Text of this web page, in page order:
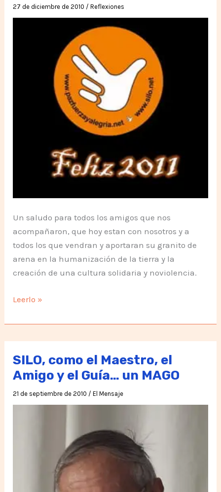
27 de diciembre de 2010 /Reflexiones
Un saludo para todos los amigos que nos
acompañaron, que hoy estan con nosotros y a
todos los que vendran y aportaran su granito de
arena en la humanización de la tierra y la
creación de una cultura solidaria y noviolencia.
Para
Paz,
Fuerza
y
Alegría
en
el
Leerlo »
SILO, como el Maestro, el
Amigo y el Guía… un MAGO
21 de septiembre de 2010 /El Mensaje